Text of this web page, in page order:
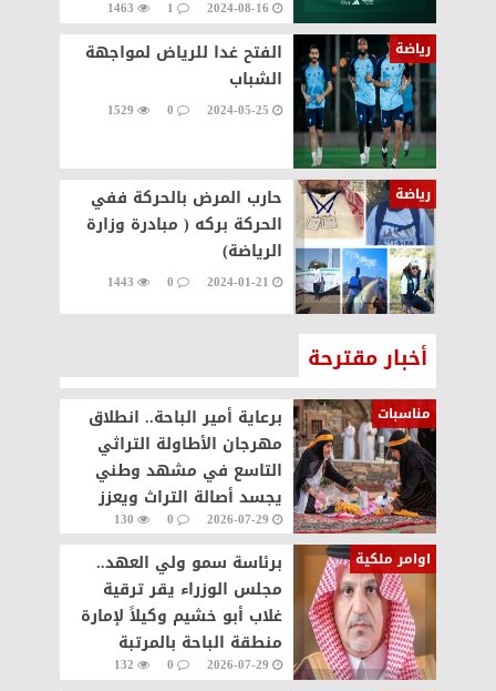
2024-08-16
1
1463
رياضة
الفتح غدا للرياض لمواجهة
الشباب
2024-05-25
0
1529
رياضة
حارب المرض بالحركة ففي
الحركة بركه ( مبادرة وزارة
الرياضة)
2024-01-21
0
1443
أخبار مقترحة
مناسبات
برعاية أمير الباحة.. انطلاق
مهرجان الأطاولة التراثي
التاسع في مشهد وطني
يجسد أصالة التراث ويعزز
الحراك السياحي
2026-07-29
0
130
اوامر ملكية
برئاسة سمو ولي العهد..
مجلس الوزراء يقر ترقية
غلاب أبو خشيم وكيلاً لإمارة
منطقة الباحة بالمرتبة
الرابعة عشرة
2026-07-29
0
132